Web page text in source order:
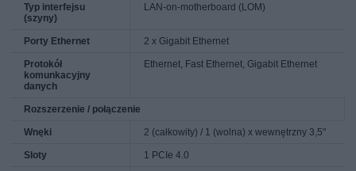
Typ interfejsu
(szyny)
LAN-on-motherboard (LOM)
Porty Ethernet 2 x Gigabit Ethernet
Protokół
komunkacyjny
danych
Ethernet, Fast Ethernet, Gigabit Ethernet
Rozszerzenie / połączenie
Wnęki 2 (całkowity) / 1 (wolna) x wewnętrzny 3,5"
Sloty 1 PCIe 4.0